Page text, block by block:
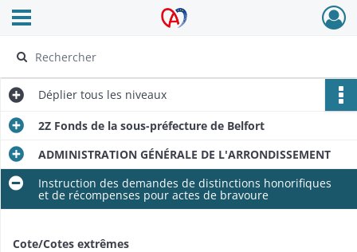
Archives Alsace - Colmar
Ouvrir le menu déroulant
Déplier tous les niveaux
2Z Fonds de la sous-préfecture de Belfort
ADMINISTRATION GÉNÉRALE DE L'ARRONDISSEMENT
Instruction des demandes de distinctions honorifiques
et de récompenses pour actes de bravoure
Cote/Cotes extrêmes